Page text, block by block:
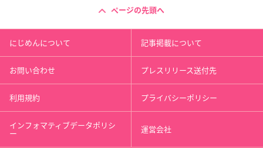
ページの先頭へ
にじめんについて 記事掲載について
お問い合わせ プレスリリース送付先
利用規約 プライバシーポリシー
インフォマティブデータポリシ
ー 運営会社